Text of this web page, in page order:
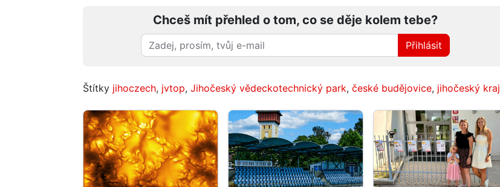
Chceš mít přehled o tom, co se děje kolem tebe?
Přihlásit
Štítky jihoczech, jvtop, Jihočeský vědeckotechnický park, české budějovice, jihočeský kraj